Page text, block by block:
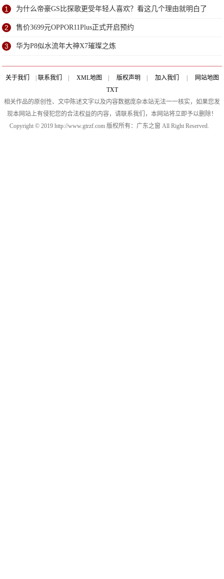
1 为什么帝豪GS比探歌更受年轻人喜欢？看这几个理由就明白了
2 售价3699元OPPOR11Plus正式开启预约
3 华为P8似水流年大神X7璀璨之炼
关于我们 联系我们 XML地图 版权声明 加入我们
网站地图
TXT
相关作品的原创性、文中陈述文字以及内容数据庞杂本站无法一一核实，如果您发
现本网站上有侵犯您的合法权益的内容，请联系我们，本网站将立即予以删除！
Copyright © 2019 http://www.gtrzf.com 版权所有：广东之窗 All Right Reserved.